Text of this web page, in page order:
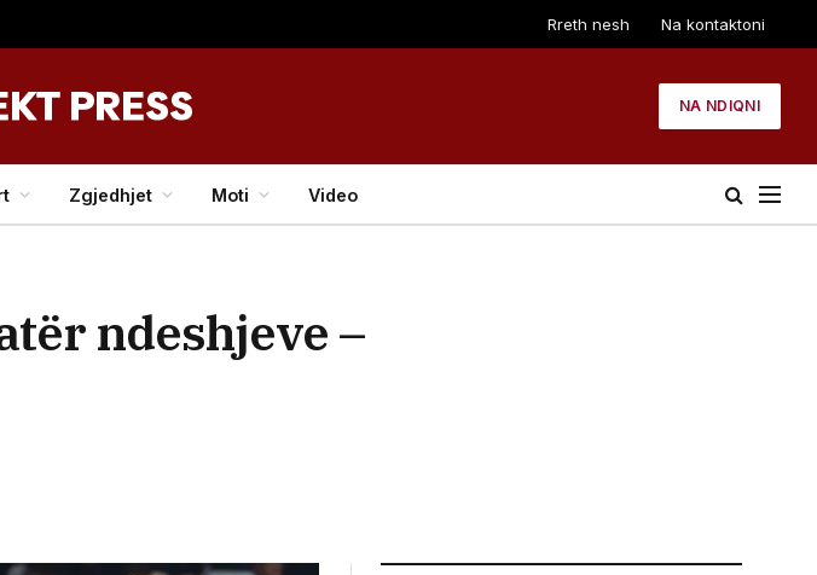
Rreth nesh Na kontaktoni
NA NDIQNI
Zgjedhjet Moti Video
ndeshjeve –